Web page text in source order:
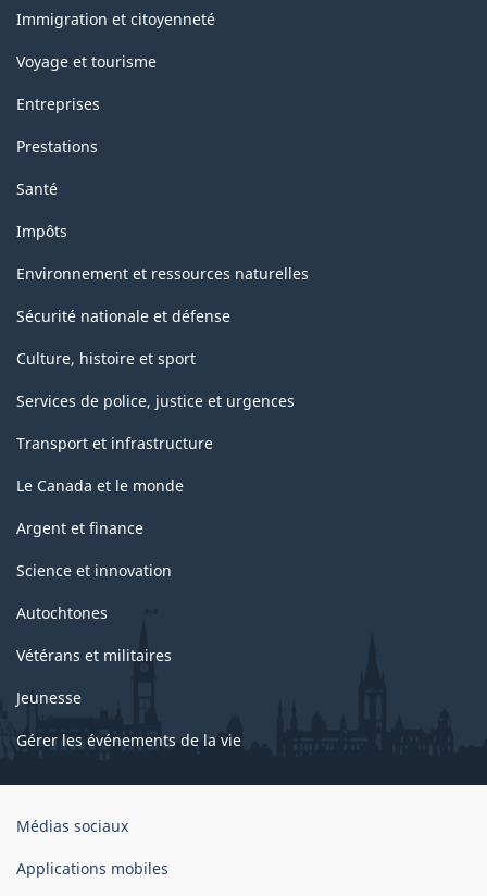
sujets
Immigration et citoyenneté
Voyage et tourisme
Entreprises
Prestations
Santé
Impôts
Environnement et ressources naturelles
Sécurité nationale et défense
Culture, histoire et sport
Services de police, justice et urgences
Transport et infrastructure
Le Canada et le monde
Argent et finance
Science et innovation
Autochtones
Vétérans et militaires
Jeunesse
Gérer les événements de la vie
Organisation
gouvernement
Médias sociaux
Applications mobiles